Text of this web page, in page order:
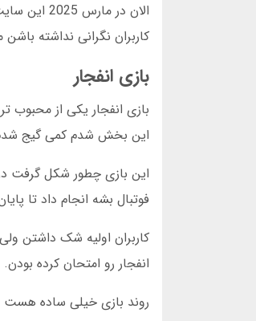
الان در
کاربران نگرانی نداشته باشن من خودم از سال 1401 اینجا
بازی انفجار
بازی انفجار یکی از
این بخش شدم کمی گیج شدم
فوتبال بشه انجام داد تا پایان سال 1399 تست شد و در فروردین
انفجار رو امتحان کرده بودن.